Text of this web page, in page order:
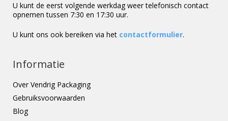
U kunt de eerst volgende werkdag weer telefonisch contact
opnemen tussen 7:30 en 17:30 uur.
U kunt ons ook bereiken via het contactformulier.
Informatie
Over Vendrig Packaging
Gebruiksvoorwaarden
Blog